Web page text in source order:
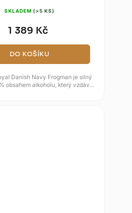
SKLADEM (>5 KS)
1 389 Kč
DO KOŠÍKU
Danish Navy Frogman je silný
obsahem alkoholu, který vzdává